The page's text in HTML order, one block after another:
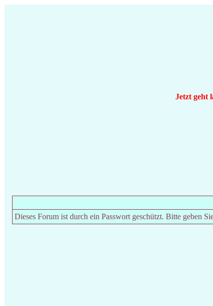
Jetzt geht
Dieses Forum ist durch ein Passwort geschützt. Bitte geben